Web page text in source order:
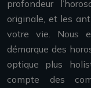
profondeur
originale, et les
votre vie. Nous
démarque des
optique plus
compte des